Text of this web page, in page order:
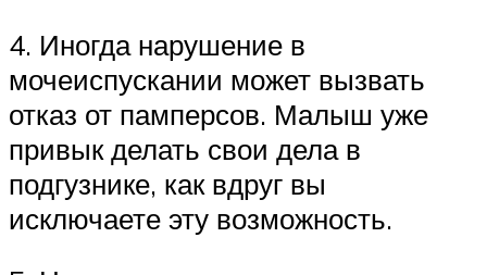
4. Иногда нарушение в
мочеиспускании может вызвать
отказ от памперсов. Малыш уже
привык делать свои дела в
подгузнике, как вдруг вы
исключаете эту возможность.